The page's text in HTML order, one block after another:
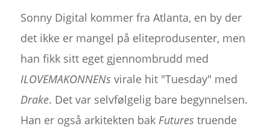
Sonny Digital kommer fra Atlanta, en by der
det ikke er mangel på eliteprodusenter, men
han fikk sitt eget gjennombrudd med
ILOVEMAKONNENs virale hit "Tuesday" med
Drake. Det var selvfølgelig bare begynnelsen.
Han er også arkitekten bak Futures truende